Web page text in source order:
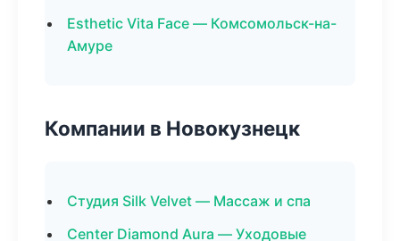
Esthetic Vita Face — Комсомольск-на-
Амуре
Компании в Новокузнецк
Студия Silk Velvet — Массаж и спа
Center Diamond Aura — Уходовые